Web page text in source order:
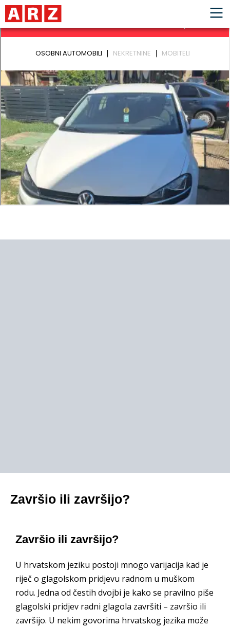
Završio ili završijo?
Završio ili završijo?
U hrvatskom jeziku postoji mnogo varijacija kad je
riječ o glagolskom pridjevu radnom u muškom
rodu. Jedna od čestih dvojbi je kako se pravilno piše
glagolski pridjev radni glagola završiti – završio ili
završijo. U nekim govorima hrvatskog jezika može